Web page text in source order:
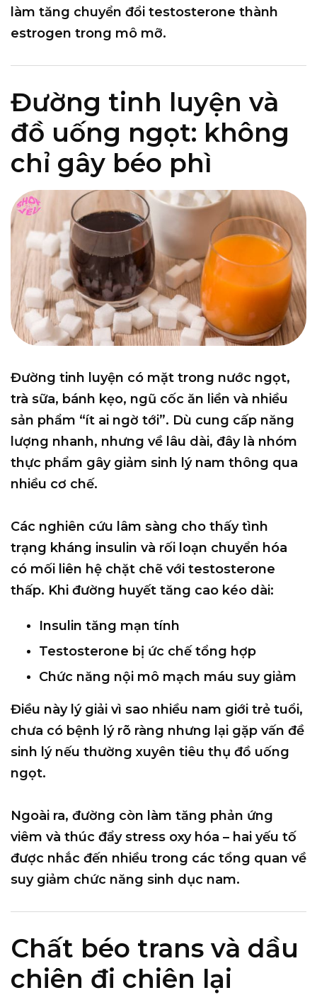
làm tăng chuyển đổi testosterone thành
estrogen trong mô mỡ.
Đường tinh luyện và
đồ uống ngọt: không
chỉ gây béo phì
Đường tinh luyện có mặt trong nước ngọt,
trà sữa, bánh kẹo, ngũ cốc ăn liền và nhiều
sản phẩm “ít ai ngờ tới”. Dù cung cấp năng
lượng nhanh, nhưng về lâu dài, đây là nhóm
thực phẩm gây giảm sinh lý nam thông qua
nhiều cơ chế.
Các nghiên cứu lâm sàng cho thấy tình
trạng kháng insulin và rối loạn chuyển hóa
có mối liên hệ chặt chẽ với testosterone
thấp. Khi đường huyết tăng cao kéo dài:
Insulin tăng mạn tính
Testosterone bị ức chế tổng hợp
Chức năng nội mô mạch máu suy giảm
Điều này lý giải vì sao nhiều nam giới trẻ tuổi,
chưa có bệnh lý rõ ràng nhưng lại gặp vấn đề
sinh lý nếu thường xuyên tiêu thụ đồ uống
ngọt.
Ngoài ra, đường còn làm tăng phản ứng
viêm và thúc đẩy stress oxy hóa – hai yếu tố
được nhắc đến nhiều trong các tổng quan về
suy giảm chức năng sinh dục nam.
Chất béo trans và dầu
chiên đi chiên lại